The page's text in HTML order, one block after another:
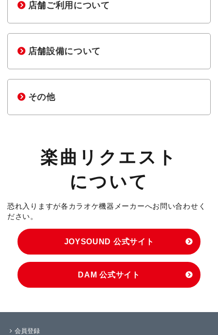
店舗ご利用について
店舗設備について
その他
楽曲リクエスト
について
恐れ入りますが各カラオケ機器メーカーへお問い合わせく
ださい。
JOYSOUND 公式サイト
DAM 公式サイト
会員登録